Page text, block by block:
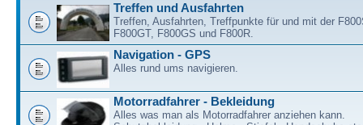
Treffen und Ausfahrten
Treffen, Ausfahrten, Treffpunkte für und mit der
F800GT, F800GS und F800R.
Navigation - GPS
Alles rund ums navigieren.
Motorradfahrer - Bekleidung
Alles was man als Motorradfahrer anziehen kann.